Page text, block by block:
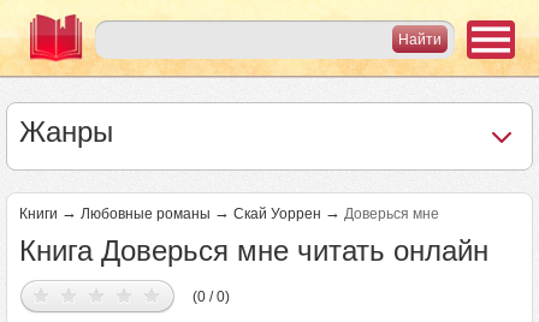
Жанры
Книги → Любовные романы → Скай Уоррен → Доверься мне
Книга Доверься мне читать онлайн
(0 / 0)